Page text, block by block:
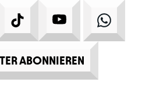
TIKTOK YOUTUBE
ABONNIEREN